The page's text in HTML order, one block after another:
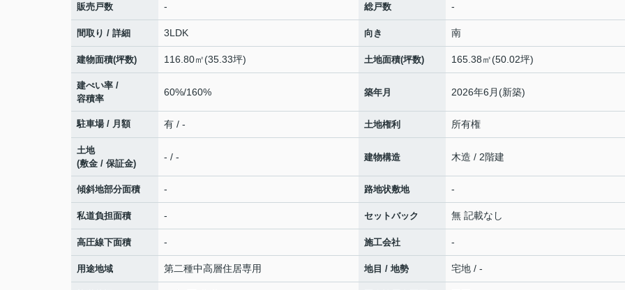
販売戸数 - 総戸数 -
間取り / 詳細 3LDK 向き 南
建物面積(坪数) 116.80㎡(35.33坪) 土地面積(坪数) 165.38㎡(50.02坪)
建ぺい率 /
容積率
60%/160% 築年月 2026年6月(新築)
駐車場 / 月額 有 / - 土地権利 所有権
土地
(敷金 / 保証金)
- / - 建物構造 木造 / 2階建
傾斜地部分面積 - 路地状敷地 -
私道負担面積 - セットバック 無 記載なし
高圧線下面積 - 施工会社 -
用途地域 第二種中高層住居専用 地目 / 地勢 宅地 / -